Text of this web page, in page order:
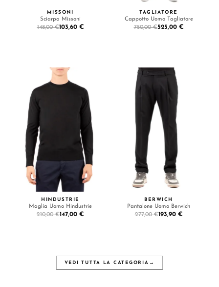
MISSONI
Sciarpa Missoni
148,00 €103,60 €
TAGLIATORE
Cappotto Uomo Tagliatore
750,00 €525,00 €
HINDUSTRIE
Maglia Uomo Hindustrie
210,00 €147,00 €
BERWICH
Pantalone Uomo Berwich
277,00 €193,90 €
VEDI TUTTA LA CATEGORIA →